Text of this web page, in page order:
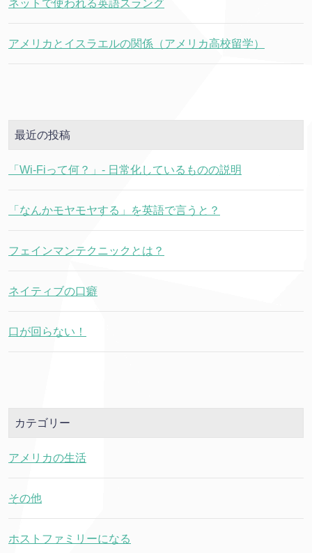
ネットで使われる英語スラング
アメリカとイスラエルの関係（アメリカ高校留学）
最近の投稿
「Wi-Fiって何？」- 日常化しているものの説明
「なんかモヤモヤする」を英語で言うと？
フェインマンテクニックとは？
ネイティブの口癖
口が回らない！
カテゴリー
アメリカの生活
その他
ホストファミリーになる